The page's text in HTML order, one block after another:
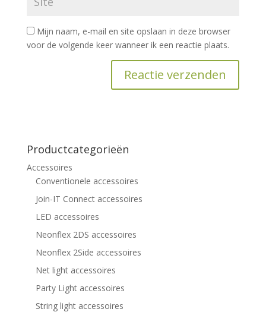
Mijn naam, e-mail en site opslaan in deze browser
voor de volgende keer wanneer ik een reactie plaats.
Productcategorieën
Accessoires
Conventionele accessoires
Join-IT Connect accessoires
LED accessoires
Neonflex 2DS accessoires
Neonflex 2Side accessoires
Net light accessoires
Party Light accessoires
String light accessoires